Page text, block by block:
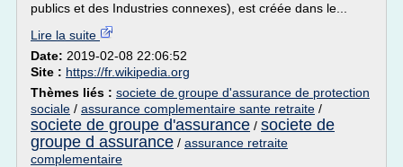
publics et des Industries connexes), est créée dans le...
Lire la suite
Date: 2019-02-08 22:06:52
Site : https://fr.wikipedia.org
Thèmes liés : societe de groupe d'assurance de protection
sociale / assurance complementaire sante retraite /
societe de groupe d'assurance / societe de
groupe d assurance / assurance retraite
complementaire